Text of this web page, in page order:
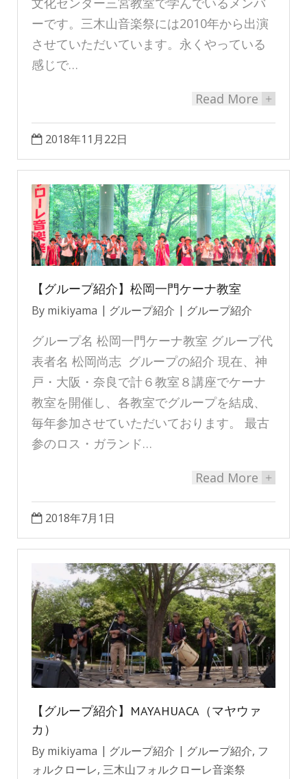
ーです。三木山音楽祭には2010年から出演
させていただいています。永くやっている
感じで…
Read More +
2018年11月22日
【グループ紹介】松岡一門ケーナ教室
By mikiyama グループ紹介 グループ紹介
グループ名 松岡一門ケーナ教室 グループ代
表者名 松岡尚志 グループの紹介 現在、神
戸・大阪・奈良で計６教室８講座でケーナ
教室を開催し、各教室でグループを結成、
毎年参加させていただいております。 最古
参のロス・ガランド…
Read More +
2018年7月1日
【グループ紹介】MAYAHUACA（マヤウァ
カ）
By mikiyama グループ紹介 グループ紹介, フ
ォルクローレ, 三木山フォルクローレ音楽祭